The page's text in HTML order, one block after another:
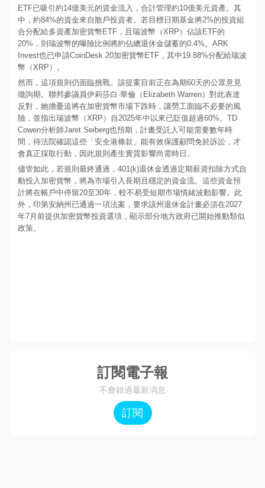
ETF已吸引約14億美元的資金流入，合計管理約10億美元資產。其
中，約84%的資金來自散戶投資者。若目標日期基金將2%的投資組
合分配給多資產加密貨幣ETF，且瑞波幣（XRP）佔該ETF的
20%，則瑞波幣的曝險比例將約佔總退休金儲蓄的0.4%。ARK
Invest也已申請CoinDesk 20加密貨幣ETF，其中19.88%分配給瑞波
幣（XRP）。
然而，這項規則仍面臨挑戰。該提案目前正在為期60天的公眾意見
徵詢期。聯邦參議員伊莉莎白·華倫（Elizabeth Warren）對此表達
反對，她擔憂這將在加密貨幣市場下跌時，讓勞工面臨不必要的風
險，並指出瑞波幣（XRP）自2025年中以來已貶值超過60%。TD
Cowen分析師Jaret Seiberg也預期，計畫受託人可能需要數年時
間，待法院確認這些「安全港條款」能有效保護顧問免於訴訟，才
會真正採取行動，因此規則產生實質影響尚需時日。
儘管如此，若規則最終通過，401(k)退休金透過定期薪資扣除方式自
動投入加密貨幣，將為市場引入長期且穩定的資金流。這些資金預
計將在帳戶中停留20至30年，較不易受短期市場情緒波動影響。此
外，印第安納州已通過一項法案，要求該州退休金計畫必須在2027
年7月前提供加密貨幣投資選項，顯示部分地方政府已開始推動類似
政策。
訂閱電子報
不會錯過最新消息
訂閱